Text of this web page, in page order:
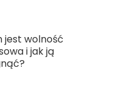
jest wolność
i jak ją